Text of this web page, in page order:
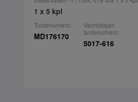
1 x 5 kpl
Tuotenumero:
MD176170
Valmistajan
tuotenumero:
5017-616